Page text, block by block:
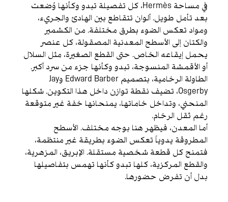
في مساحة Hermès، كل تفصيلة تبدو وكأنها وُضعت
بعد تأمل طويل. ألوان تتقاطع بين الهادئ والجريء،
ومواد تعكس الضوء بطرق مختلفة. من الكشمير
والكتان إلى الأسطح المعدنية المصقولة، كل عنصر
يحمل إيقاعه الخاص. حتى القطع الصغيرة، مثل السلال
أو الأقمشة المنسوجة، تبدو وكأنها جزء من سرد أكبر.
الطاولة الرخامية، بتصميم Edward Barber وJay
Osgerby، تضيف نقطة توازن داخل هذا التكوين. شكلها
المنحني، وتداخل خاماتها، يمنحانها خفة غير متوقعة
رغم ثقل الرخام.
أما المعدن، فيظهر هنا بوجه مختلف. الأسطح
المطروقة يدوياً تعكس الضوء بطريقة غير منتظمة،
فتمنح كل قطعة شخصية مستقلة. الإبريق، المزهرية،
والقطع المركزية، كلها تبدو كأنها تهمس بتفاصيلها
بدل أن تفرض حضورها.